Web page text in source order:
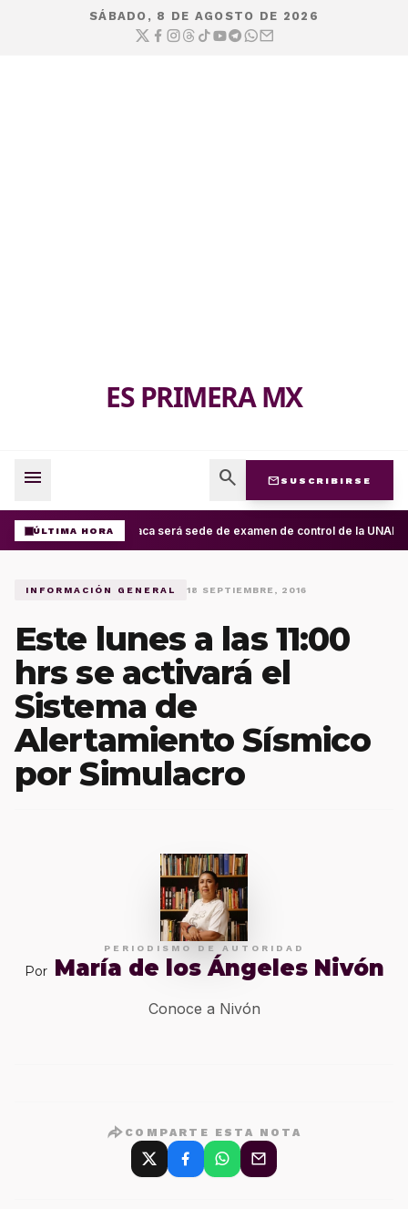
SÁBADO, 8 DE AGOSTO DE 2026
ES PRIMERA MX
menu search mail SUSCRIBIRSE
ÚLTIMA HORAOaxaca será sede de examen de control de la
INFORMACIÓN GENERAL 18 SEPTIEMBRE, 2016
Este lunes a las 11:00
hrs se activará el
Sistema de
Alertamiento Sísmico
por Simulacro
PERIODISMO DE AUTORIDAD
Por María de los Ángeles Nivón
Conoce a Nivón
COMPARTE ESTA NOTA